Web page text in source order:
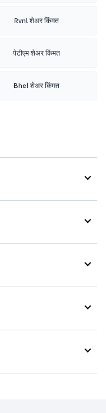
Rvnl शेअर किंमत
पेटीएम शेअर किंमत
Bhel शेअर किंमत